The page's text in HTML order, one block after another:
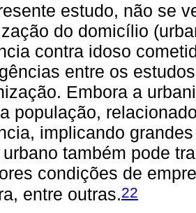
estudo, não se
do domicílio
contra idoso
entre os
Embora a
população,
implicando
também pode
condições de
entre outras.22